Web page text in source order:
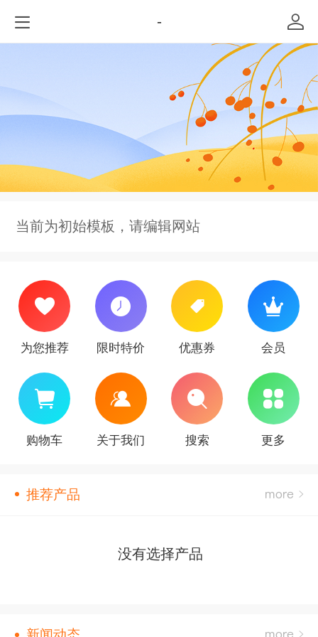
-
当前为初始模板，请编辑网站
为您推荐 限时特价 优惠券 会员
购物车 关于我们 搜索 更多
推荐产品
没有选择产品